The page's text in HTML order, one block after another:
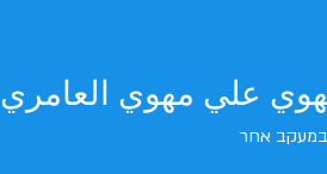
علي مهوي العامري
במעקב אחר